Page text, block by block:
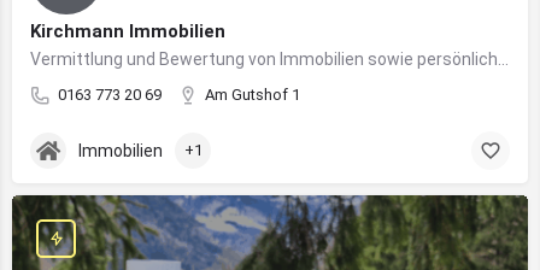
Kirchmann Immobilien
0163 773 20 69 Am Gutshof 1
Immobilien +1